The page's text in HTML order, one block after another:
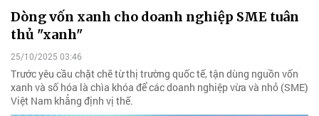
Dòng vốn xanh cho doanh nghiệp SME tuân
thủ "xanh"
25/10/2025 03:46
Trước yêu cầu chặt chẽ từ thị trường quốc tế, tận dùng nguồn vốn
xanh và số hóa là chìa khóa để các doanh nghiệp vừa và nhỏ (SME)
Việt Nam khẳng định vị thế.